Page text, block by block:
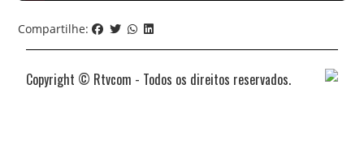
Compartilhe:
Copyright © Rtvcom - Todos os direitos reservados.